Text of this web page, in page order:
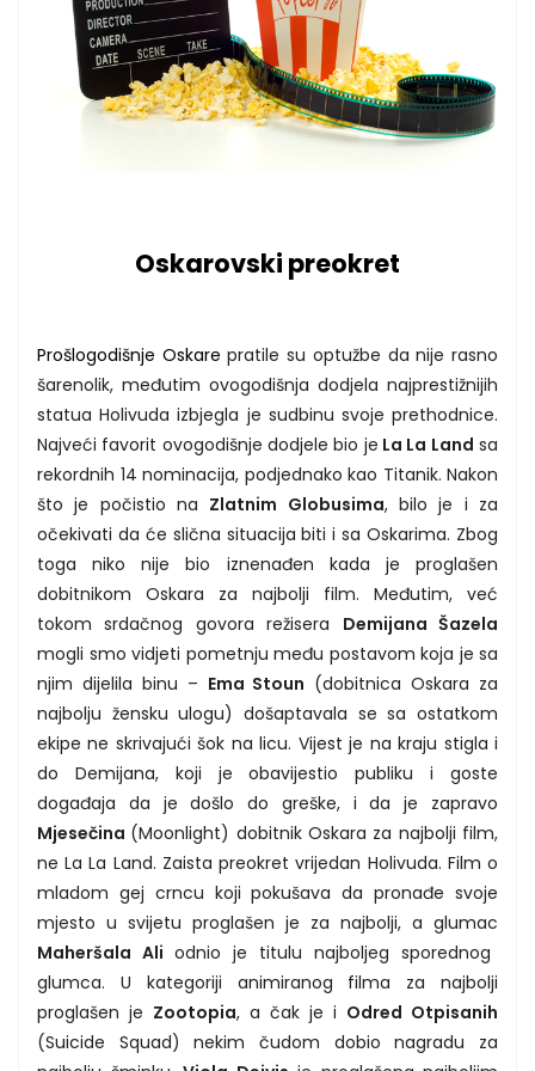
Oskarovski preokret
Prošlogodišnje Oskare pratile su optužbe da nije rasno
šarenolik, međutim ovogodišnja dodjela najprestižnijih
statua Holivuda izbjegla je sudbinu svoje prethodnice.
Najveći favorit ovogodišnje dodjele bio je La La Land sa
rekordnih 14 nominacija, podjednako kao Titanik. Nakon
što je počistio na Zlatnim Globusima, bilo je i za
očekivati da će slična situacija biti i sa Oskarima. Zbog
toga niko nije bio iznenađen kada je proglašen
dobitnikom Oskara za najbolji film. Međutim, već
tokom srdačnog govora režisera Demijana Šazela
mogli smo vidjeti pometnju među postavom koja je sa
njim dijelila binu – Ema Stoun (dobitnica Oskara za
najbolju žensku ulogu) došaptavala se sa ostatkom
ekipe ne skrivajući šok na licu. Vijest je na kraju stigla i
do Demijana, koji je obavijestio publiku i goste
događaja da je došlo do greške, i da je zapravo
Mjesečina (Moonlight) dobitnik Oskara za najbolji film,
ne La La Land. Zaista preokret vrijedan Holivuda. Film o
mladom gej crncu koji pokušava da pronađe svoje
mjesto u svijetu proglašen je za najbolji, a glumac
Maheršala Ali odnio je titulu najboljeg sporednog
glumca. U kategoriji animiranog filma za najbolji
proglašen je Zootopia, a čak je i Odred Otpisanih
(Suicide Squad) nekim čudom dobio nagradu za